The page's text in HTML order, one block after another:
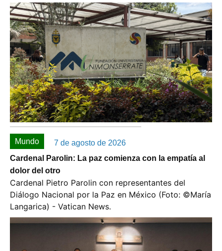
Mundo
7 de agosto de 2026
Cardenal Parolin: La paz comienza con la empatía al
dolor del otro
Cardenal Pietro Parolin con representantes del
Diálogo Nacional por la Paz en México (Foto: ©️María
Langarica) - Vatican News.